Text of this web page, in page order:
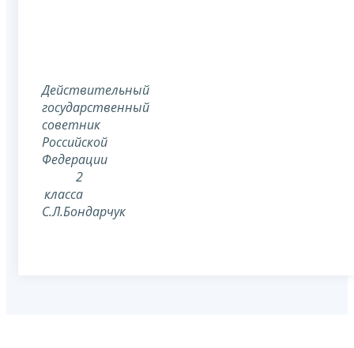
Действительный
государственный
советник
Российской
Федерации
2
класса
С.Л.Бондарчук